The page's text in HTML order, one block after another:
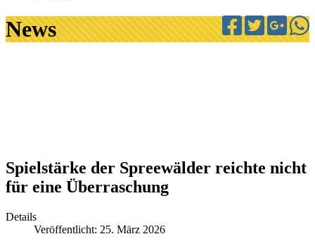
News
Spielstärke der Spreewälder reichte nicht
für eine Überraschung
Details
Veröffentlicht: 25. März 2026